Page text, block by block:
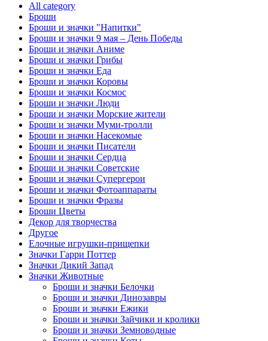
All category
Броши
Броши и значки "Напитки"
Броши и значки 9 мая – День Победы
Броши и значки Аниме
Броши и значки Грибы
Броши и значки Еда
Броши и значки Коровы
Броши и значки Космос
Броши и значки Люди
Броши и значки Морские жители
Броши и значки Муми-тролли
Броши и значки Насекомые
Броши и значки Писатели
Броши и значки Сердца
Броши и значки Советские
Броши и значки Супергерои
Броши и значки Фотоаппараты
Броши и значки Фразы
Броши Цветы
Декор для творчества
Другое
Елочные игрушки-прищепки
Значки Гарри Поттер
Значки Дикий Запад
Значки Животные
Броши и значки Белочки
Броши и значки Динозавры
Броши и значки Ежики
Броши и значки Зайчики и кролики
Броши и значки Земноводные